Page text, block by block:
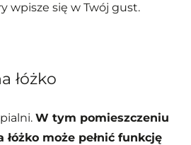
wpisze się w Twój gust.
łóżko
W tym pomieszczeniu
łóżko może pełnić funkcję